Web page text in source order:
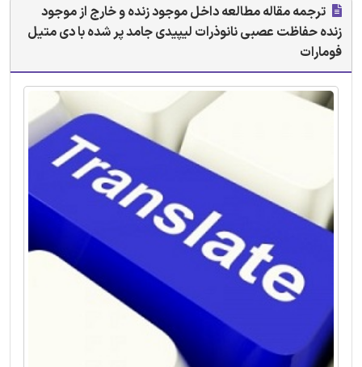
ترجمه مقاله مطالعه داخل موجود زنده و خارج از موجود
زنده حفاظت عصبی نانوذرات لیپیدی جامد پر شده با دی متیل
فومارات